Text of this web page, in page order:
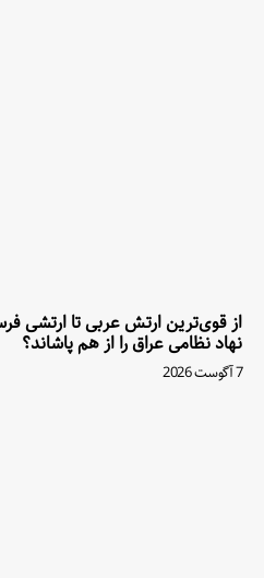
از قوی‌ترین ارتش عربی تا ارتشی
نهاد نظامی عراق را از هم پاشاند؟
7 آگوست 2026